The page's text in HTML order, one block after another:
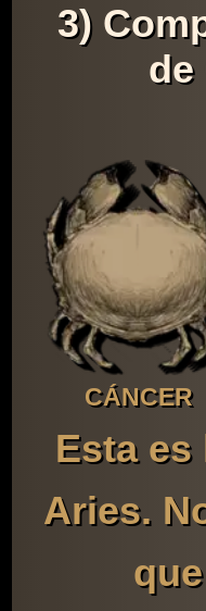
3)
de
CÁNCER
Esta es
Aries.